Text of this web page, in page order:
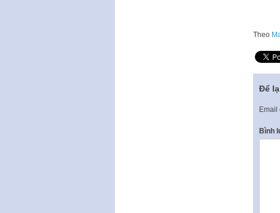
Theo
Để
Email
Bình